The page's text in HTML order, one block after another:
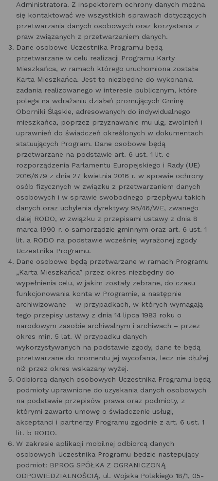
Administratora. Z inspektorem ochrony danych można
się kontaktować we wszystkich sprawach dotyczących
przetwarzania danych osobowych oraz korzystania z
praw związanych z przetwarzaniem danych.
Dane osobowe Uczestnika Programu będą
przetwarzane w celu realizacji Programu Karty
Mieszkańca, w ramach którego uruchomiona została
Karta Mieszkańca. Jest to niezbędne do wykonania
zadania realizowanego w interesie publicznym, które
polega na wdrażaniu działań promujących Gminę
Oborniki Śląskie, adresowanych do indywidualnego
mieszkańca, poprzez przyznawanie mu ulg, zwolnień i
uprawnień do świadczeń określonych w dokumentach
statuujących Program. Dane osobowe będą
przetwarzane na podstawie art. 6 ust. 1 lit. e
rozporządzenia Parlamentu Europejskiego i Rady (UE)
2016/679 z dnia 27 kwietnia 2016 r. w sprawie ochrony
osób fizycznych w związku z przetwarzaniem danych
osobowych i w sprawie swobodnego przepływu takich
danych oraz uchylenia dyrektywy 95/46/WE, zwanego
dalej RODO, w związku z przepisami ustawy z dnia 8
marca 1990 r. o samorządzie gminnym oraz art. 6 ust. 1
lit. a RODO na podstawie wcześniej wyrażonej zgody
Uczestnika Programu.
Dane osobowe będą przetwarzane w ramach Programu
„Karta Mieszkańca” przez okres niezbędny do
wypełnienia celu, w jakim zostały zebrane, do czasu
funkcjonowania konta w Programie, a następnie
archiwizowane – w przypadkach, w których wymagają
tego przepisy ustawy z dnia 14 lipca 1983 roku o
narodowym zasobie archiwalnym i archiwach – przez
okres min. 5 lat. W przypadku danych
wykorzystywanych na podstawie zgody, dane te będą
przetwarzane do momentu jej wycofania, lecz nie dłużej
niż przez okres wskazany wyżej.
Odbiorcą danych osobowych Uczestnika Programu będą
podmioty uprawnione do uzyskania danych osobowych
na podstawie przepisów prawa oraz podmioty, z
którymi zawarto umowę o świadczenie usługi,
akceptanci i partnerzy Programu zgodnie z art. 6 ust. 1
lit. b RODO.
W zakresie aplikacji mobilnej odbiorcą danych
osobowych Uczestnika Programu będzie następujący
podmiot: BPROG SPÓŁKA Z OGRANICZONĄ
ODPOWIEDZIALNOŚCIĄ, ul. Wojska Polskiego 18/1, 05-